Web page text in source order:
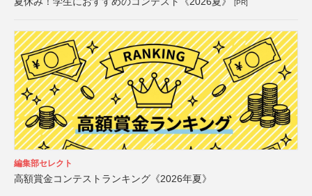
[PR]
編集部セレクト
高額賞金コンテストランキング《2026年夏》